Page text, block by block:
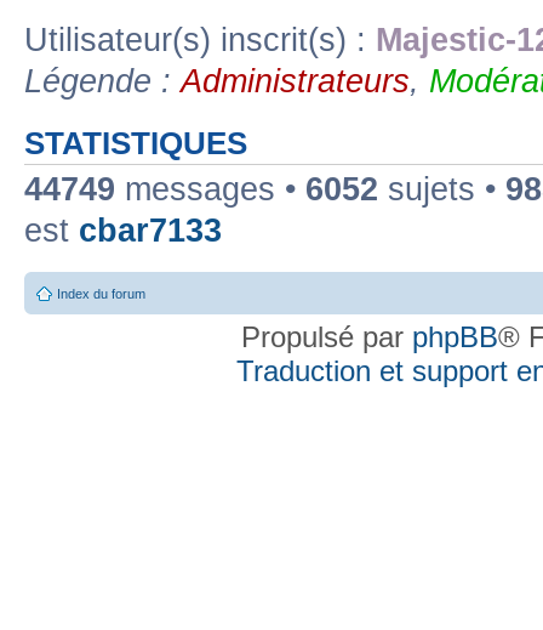
Utilisateur(s) inscrit(s) : Majestic-
Légende :Administrateurs,
STATISTIQUES
44749 messages • 6052 sujets •
est cbar7133
Index du forum
Propulsé par phpBB®
Traduction et support